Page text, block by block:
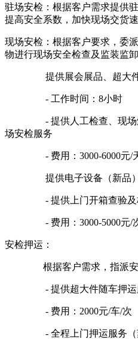
驻场安检：根据客户需求提供
提高安全系数，加快现场交货速
现场安检：根据客户要求，委
物进行现场安全检查及监装监卸
提供展会展品、超大件（
- 工作时间：8小时
- 提供人工检查、现场爆
场安检服务
- 费用：3000-6000元/天
提供电子设备（新品）
- 提供上门开箱查验及核
- 费用：3000-5000元/次
安检押运：
根据客户需求，指派安检
- 提供超大件随车押运
- 费用：2000元/车/次
- 全程上门押运服务（苏